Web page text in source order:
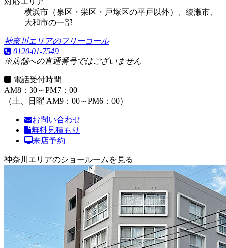
横浜市（泉区・栄区・戸塚区の平戸以外）、綾瀬市、
大和市の一部
神奈川エリアのフリーコール
0120-01-7549
※店舗への直通番号ではございません
電話受付時間
AM8：30～PM7：00
（土、日曜 AM9：00～PM6：00）
お問い合わせ
無料見積もり
来店予約
神奈川エリアのショールームを見る